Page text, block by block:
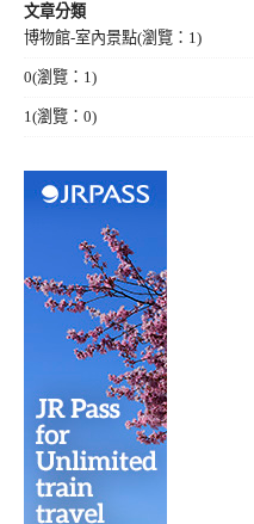
文章分類
博物館-室內景點(瀏覽：1)
0(瀏覽：1)
1 (瀏覽：0)